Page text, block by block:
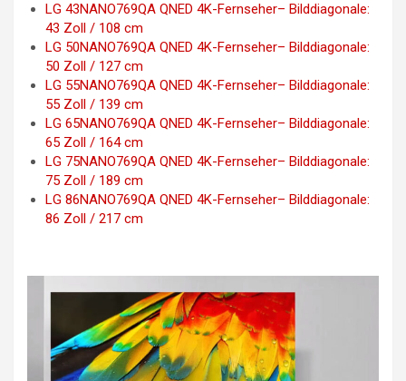
LG 43NANO769QA QNED 4K-Fernseher– Bilddiagonale:
43 Zoll / 108 cm
LG 50NANO769QA QNED 4K-Fernseher– Bilddiagonale:
50 Zoll / 127 cm
LG 55NANO769QA QNED 4K-Fernseher– Bilddiagonale:
55 Zoll / 139 cm
LG 65NANO769QA QNED 4K-Fernseher– Bilddiagonale:
65 Zoll / 164 cm
LG 75NANO769QA QNED 4K-Fernseher– Bilddiagonale:
75 Zoll / 189 cm
LG 86NANO769QA QNED 4K-Fernseher– Bilddiagonale:
86 Zoll / 217 cm